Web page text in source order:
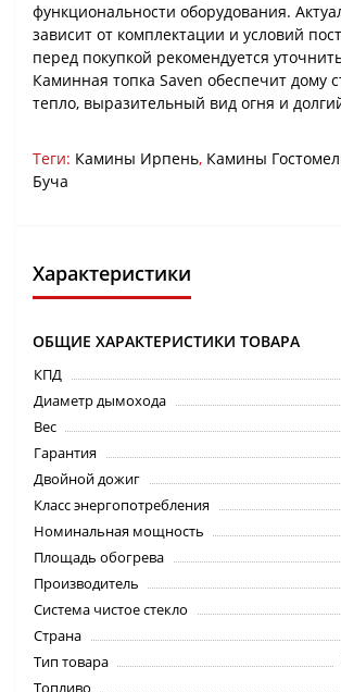
функциональности оборудования.
зависит от комплектации и условий
перед покупкой рекомендуется
Каминная топка Saven обеспечит дому
тепло, выразительный вид огня и
Теги: Камины Ирпень, Камины
Буча
Характеристики
ОБЩИЕ ХАРАКТЕРИСТИКИ ТОВАРА
КПД
Диаметр дымохода
Вес
Гарантия
Двойной дожиг
Класс энергопотребления
Номинальная мощность
Площадь обогрева
Производитель
Система чистое стекло
Страна
Тип товара
Топливо